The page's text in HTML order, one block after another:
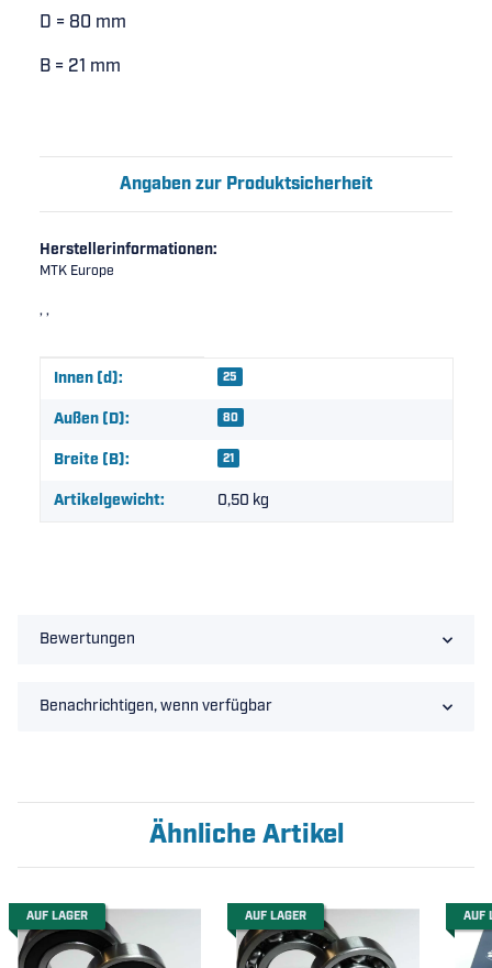
D = 80 mm
B = 21 mm
Angaben zur Produktsicherheit
Herstellerinformationen:
MTK Europe
, ,
Produkteigenschaft
Wert
Innen (d): 25
Außen (D): 80
Breite (B): 21
Artikelgewicht: 0,50 kg
Bewertungen
Benachrichtigen, wenn verfügbar
Ähnliche Artikel
AUF LAGER AUF LAGER AUF